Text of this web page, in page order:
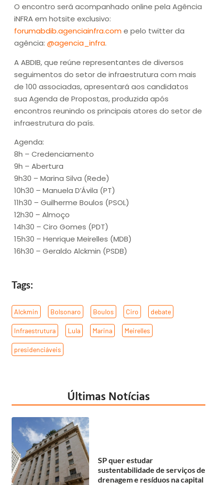
O encontro será acompanhado online pela Agência
iNFRA em hotsite exclusivo:
forumabdib.agenciainfra.come pelo twitter da
agência: @agencia_infra.
A ABDIB, que reúne representantes de diversos
seguimentos do setor de infraestrutura com mais
de 100 associadas, apresentará aos candidatos
sua Agenda de Propostas, produzida após
encontros reunindo os principais atores do setor de
infraestrutura do país.
Agenda:
8h – Credenciamento
9h – Abertura
9h30 – Marina Silva (Rede)
10h30 – Manuela D’Ávila (PT)
11h30 – Guilherme Boulos (PSOL)
12h30 – Almoço
14h30 – Ciro Gomes (PDT)
15h30 – Henrique Meirelles (MDB)
16h30 – Geraldo Alckmin (PSDB)
Tags:
Alckmin Bolsonaro Boulos Ciro debate
Infraestrutura Lula Marina Meirelles
presidenciáveis
Últimas Notícias
SP quer estudar
sustentabilidade de serviços de
drenagem e resíduos na capital